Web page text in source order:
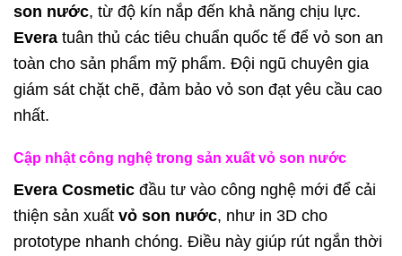
son nước, từ độ kín nắp đến khả năng chịu lực.
Evera tuân thủ các tiêu chuẩn quốc tế để vỏ son an
toàn cho sản phẩm mỹ phẩm. Đội ngũ chuyên gia
giám sát chặt chẽ, đảm bảo vỏ son đạt yêu cầu cao
nhất.
Cập nhật công nghệ trong sản xuất vỏ son nước
Evera Cosmetic đầu tư vào công nghệ mới để cải
thiện sản xuất vỏ son nước, như in 3D cho
prototype nhanh chóng. Điều này giúp rút ngắn thời